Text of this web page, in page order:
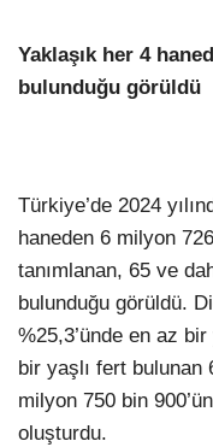
Yaklaşık her 4
bulunduğu görüldü
Türkiye’de 2024
haneden 6 milyon
tanımlanan, 65 ve
bulunduğu görüldü.
%25,3’ünde en az
bir yaşlı fert bulunan
milyon 750 bin
oluşturdu.